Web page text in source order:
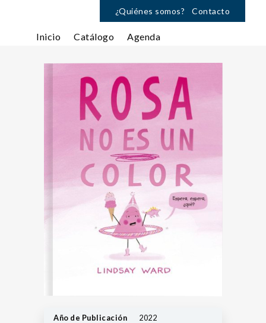
¿Quiénes somos? Contacto
Inicio Catálogo Agenda
Año de Publicación 2022